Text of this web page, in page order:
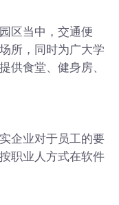
区当中，交通便
所，同时为广大学
供食堂、健身房、
企业对于员工的要
职业人方式在软件